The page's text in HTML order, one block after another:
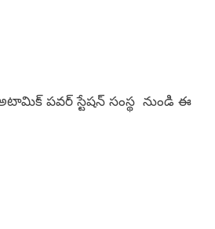
పవర్ స్టేషన్ సంస్థ నుండి ఈ